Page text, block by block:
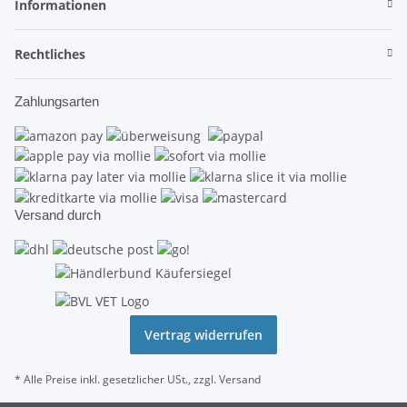
Informationen
Rechtliches
Zahlungsarten
Versand durch
Vertrag widerrufen
* Alle Preise inkl. gesetzlicher USt., zzgl.Versand